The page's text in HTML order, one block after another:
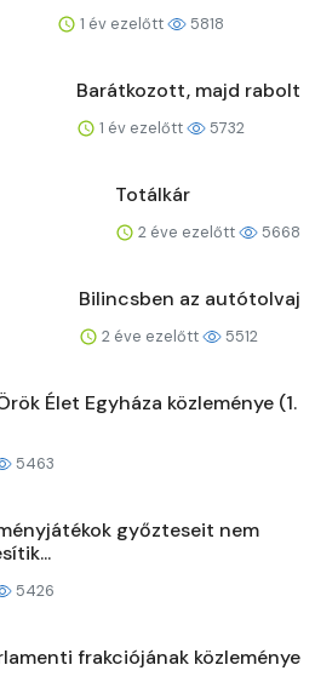
1 év ezelőtt 5818
Barátkozott, majd rabolt
1 év ezelőtt 5732
Totálkár
2 éve ezelőtt 5668
Bilincsben az autótolvaj
2 éve ezelőtt 5512
Élet Egyháza közleménye (1.
5463
győzteseit nem
5426
frakciójának közleménye